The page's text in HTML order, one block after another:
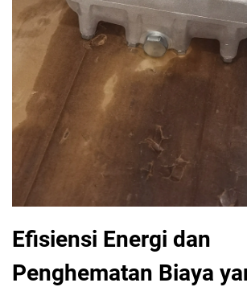
Efisiensi Energi dan
Penghematan Biaya